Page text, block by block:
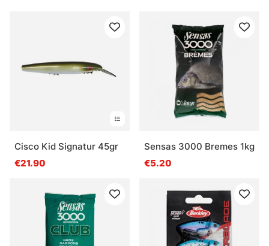
Cisco Kid Signatur 45gr
€21.90
Sensas 3000 Bremes 1kg
€5.20